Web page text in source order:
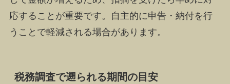
応することが重要です。自主的に申告・納付を行
うことで軽減される場合があります。
税務調査で遡られる期間の目安